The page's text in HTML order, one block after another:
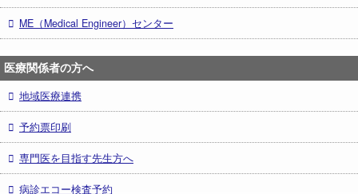
ME（Medical Engineer）センター
医療関係者の方へ
地域医療連携
予約票印刷
専門医を目指す先生方へ
病診エコー検査予約